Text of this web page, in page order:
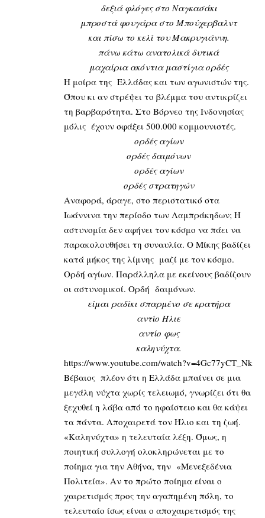
δεξιά φλόγες στο Ναγκασάκι
μπροστά φουγάρα στο Μπούχερβαλντ
και πίσω το κελί του Μακρυγιάννη.
πάνω κάτω ανατολικά δυτικά
μαχαίρια ακόντια μαστίγια ορδές
Η μοίρα της Ελλάδας και των αγωνιστών της.
Όπου κι αν στρέψει το βλέμμα του αντικρίζει
τη βαρβαρότητα. Στο Βόρνεο της Ινδονησίας
μόλις έχουν σφάξει 500.000 κομμουνιστές.
ορδές αγίων
ορδές δαιμόνων
ορδές αγίων
ορδές στρατηγών
Αναφορά, άραγε, στο περιστατικό στα
Ιωάννινα την περίοδο των Λαμπράκηδων; Η
αστυνομία δεν αφήνει τον κόσμο να πάει να
παρακολουθήσει τη συναυλία. Ο Μίκης βαδίζει
κατά μήκος της λίμνης μαζί με τον κόσμο.
Ορδή αγίων. Παράλληλα με εκείνους βαδίζουν
οι αστυνομικοί. Ορδή δαιμόνων.
είμαι ραδίκι σπαρμένο σε κρατήρα
αντίο Ήλιε
αντίο φως
καληνύχτα.
https://www.youtube.com/watch?v=4Gc77yCT_Nk
Βέβαιος πλέον ότι η Ελλάδα μπαίνει σε μια
μεγάλη νύχτα χωρίς τελειωμό, γνωρίζει ότι θα
ξεχυθεί η λάβα από το ηφαίστειο και θα κάψει
τα πάντα. Αποχαιρετά τον Ήλιο και τη ζωή.
«Καληνύχτα» η τελευταία λέξη. Όμως, η
ποιητική συλλογή ολοκληρώνεται με το
ποίημα για την Αθήνα, την «Μενεξεδένια
Πολιτεία». Αν το πρώτο ποίημα είναι ο
χαιρετισμός προς την αγαπημένη πόλη, το
τελευταίο ίσως είναι ο αποχαιρετισμός της